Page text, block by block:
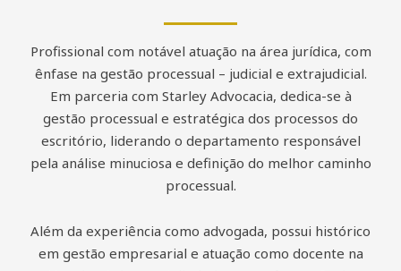
Profissional com notável atuação na área jurídica, com
ênfase na gestão processual – judicial e extrajudicial.
Em parceria com Starley Advocacia, dedica-se à
gestão processual e estratégica dos processos do
escritório, liderando o departamento responsável
pela análise minuciosa e definição do melhor caminho
processual.
Além da experiência como advogada, possui histórico
em gestão empresarial e atuação como docente na